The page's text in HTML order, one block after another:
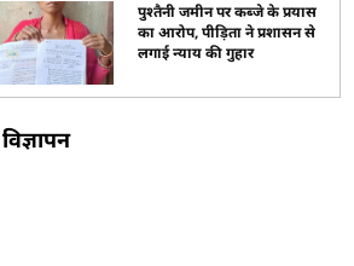
पुश्तैनी जमीन पर कब्जे के प्रयास
का आरोप, पीड़िता ने प्रशासन से
लगाई न्याय की गुहार
विज्ञापन